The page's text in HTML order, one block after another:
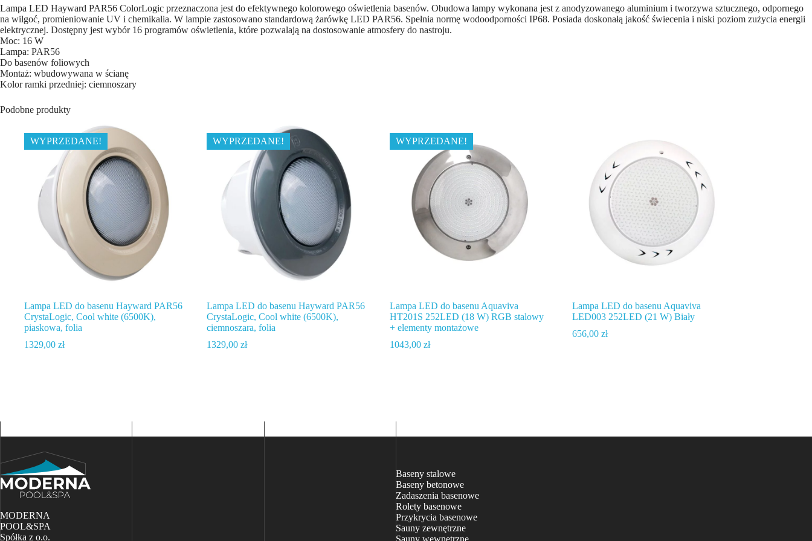
Lampa LED Hayward PAR56 ColorLogic przeznaczona jest do efektywnego kolorowego oświetlenia basenów. Obudowa lampy wykonana jest z anodyzowanego aluminium i tworzywa sztucznego, odpornego
na wilgoć, promieniowanie UV i chemikalia. W lampie zastosowano standardową żarówkę LED PAR56. Spełnia normę wodoodporności IP68. Posiada doskonałą jakość świecenia i niski poziom zużycia energii
elektrycznej. Dostępny jest wybór 16 programów oświetlenia, które pozwalają na dostosowanie atmosfery do nastroju.
Moc: 16 W
Lampa: PAR56
Do basenów foliowych
Montaż: wbudowywana w ścianę
Kolor ramki przedniej: ciemnoszary
Podobne produkty
WYPRZEDANE!
Lampa LED do basenu Hayward PAR56
CrystaLogic, Cool white (6500K),
piaskowa, folia
1329,00 zł
WYPRZEDANE!
Lampa LED do basenu Hayward PAR56
CrystaLogic, Cool white (6500K),
ciemnoszara, folia
1329,00zł
WYPRZEDANE!
Lampa LED do basenu Aquaviva
HT201S 252LED (18 W) RGB stalowy
+ elementy montażowe
1043,00 zł
Lampa LED do basenu Aquaviva
LED003 252LED (21 W) Biały
656,00zł
MODERNA
POOL&SPA
Spółka z o.o.
Baseny stalowe
Baseny betonowe
Zadaszenia basenowe
Rolety basenowe
Przykrycia basenowe
Sauny zewnętrzne